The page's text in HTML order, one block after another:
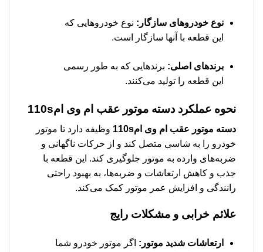
نوع خودروهای سازگار: نوع خودروهایی که
این قطعه با آنها سازگار است.
برندهای اصلی: برندهایی که به طور رسمی
این قطعه را تولید می‌کنند.
نحوه عملکرد دسته موتور عقب ام وی ام110s
دسته موتور عقب ام وی ام110s
وظیفه دارد تا موتور
خودرو را به شاسی متصل کند و از حرکات ناگهانی و
ضربه‌های وارده به موتور جلوگیری کند. این قطعه با
جذب و کاهش ارتعاشات و ضربه‌ها، به بهبود راحتی
رانندگی و افزایش عمر موتور کمک می‌کند.
علائم خرابی و مشکلات رایج
ارتعاشات شدید موتور: اگر موتور خودرو شما